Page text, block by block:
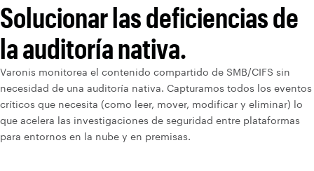
Solucionar las deficiencias de
la auditoría nativa.
Varonis monitorea el contenido compartido de SMB/CIFS sin
necesidad de una auditoría nativa. Capturamos todos los eventos
críticos que necesita (como leer, mover, modificar y eliminar) lo
que acelera las investigaciones de seguridad entre plataformas
para entornos en la nube y en premisas.